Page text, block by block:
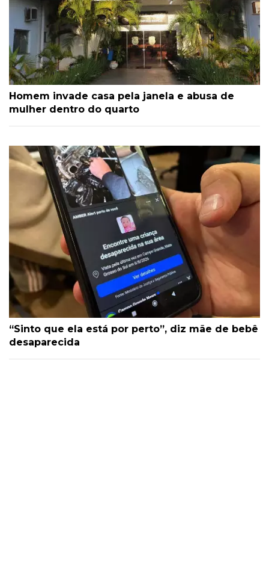
Homem invade casa pela janela e abusa de
mulher dentro do quarto
“Sinto que ela está por perto”, diz mãe de bebê
desaparecida